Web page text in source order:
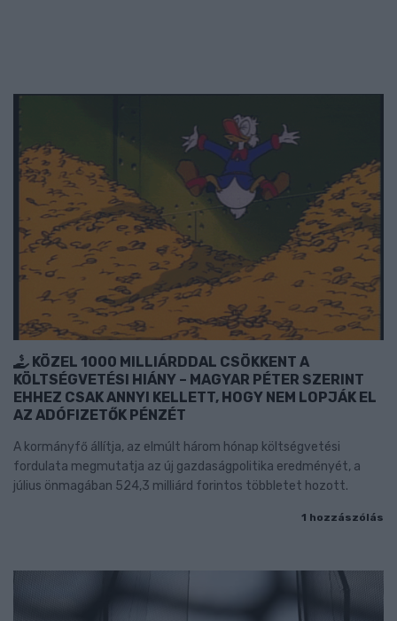
KÖZEL 1000 MILLIÁRDDAL CSÖKKENT A
KÖLTSÉGVETÉSI HIÁNY – MAGYAR PÉTER SZERINT
EHHEZ CSAK ANNYI KELLETT, HOGY NEM LOPJÁK EL
AZ ADÓFIZETŐK PÉNZÉT
A kormányfő állítja, az elmúlt három hónap költségvetési
fordulata megmutatja az új gazdaságpolitika eredményét, a
július önmagában 524,3 milliárd forintos többletet hozott.
1 hozzászólás